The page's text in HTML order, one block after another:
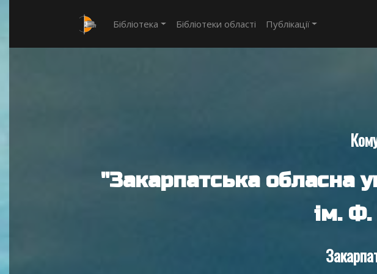
Бібліотека Бібліотеки області Публікації
"Закарпатська обласна
ім.